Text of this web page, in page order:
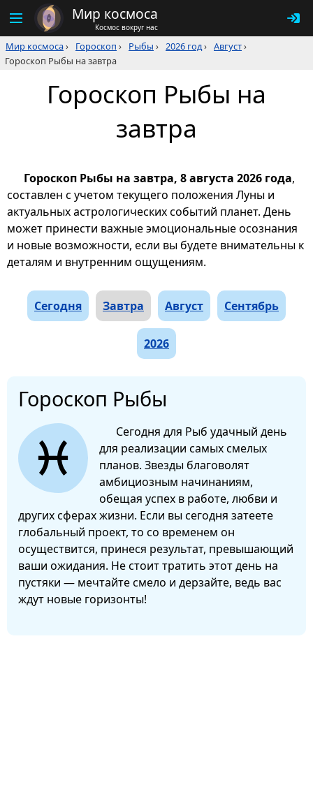
Мир космоса
Космос вокруг нас
Мир космоса› Гороскоп › Рыбы › 2026 год› Август›
Гороскоп Рыбы на завтра
Гороскоп Рыбы на
завтра
Гороскоп Рыбы на завтра, 8 августа 2026 года,
составлен с учетом текущего положения Луны и
актуальных астрологических событий планет. День
может принести важные эмоциональные осознания
и новые возможности, если вы будете внимательны к
деталям и внутренним ощущениям.
Сегодня Завтра Август Сентябрь
2026
Гороскоп Рыбы
Сегодня для Рыб удачный день
для реализации самых смелых
планов. Звезды благоволят
амбициозным начинаниям,
обещая успех в работе, любви и
других сферах жизни. Если вы сегодня затеете
глобальный проект, то со временем он
осуществится, принеся результат, превышающий
ваши ожидания. Не стоит тратить этот день на
пустяки — мечтайте смело и дерзайте, ведь вас
ждут новые горизонты!